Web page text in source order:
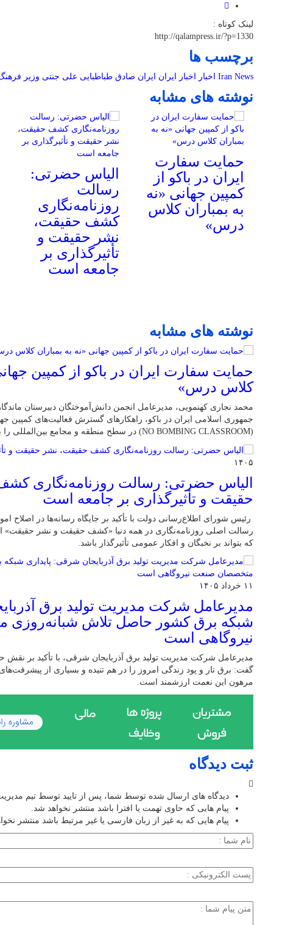
لینک کوتاه :
http://qalampress.ir/?p=1330
برچسب ها
Iran News اخبار اخبار ایران ایران صادق طباطبایی علی جنتی وزیر
نوشته های مشابه
حمایت سفارت
ایران در باکو از
کمپین جهانی «نه
به بمباران کلاس
درس»
الیاس حضرتی:
رسالت
روزنامه‌نگاری
کشف حقیقت،
نشر حقیقت و
تأثیرگذاری بر
جامعه است
نوشته های مشابه
حمایت سفارت ایران در باکو از کمپین
کلاس درس»
محمد نجاری کهنمویی، مدیرعامل انجمن دانش‌آموختگان دبیرستان
جمهوری اسلامی ایران در باکو، راهکارهای گسترش فعالیت‌های کمپین
(NO BOMBING CLASSROOM) در سطح منطقه و مجامع بین‌المللی را بررسی کرد.
۱۴۰۵
الیاس حضرتی: رسالت روزنامه‌نگاری
حقیقت و تأثیرگذاری بر جامعه است
رئیس شورای اطلاع‌رسانی دولت با تأکید بر جایگاه رسانه‌ها در اصلاح
رسالت اصلی روزنامه‌نگاری در همه دنیا «کشف حقیقت و نشر حقیقت»
که بتواند بر نخبگان و افکار عمومی تأثیرگذار باشد.
۱۱ خرداد ۱۴۰۵
مدیرعامل شرکت مدیریت تولید برق
شبکه برق کشور حاصل تلاش
نیروگاهی است
مدیرعامل شرکت مدیریت تولید برق آذربایجان شرقی، با تأکید بر
گفت: برق تار و پود زندگی امروز را در هم تنیده و بسیاری از
مرهون این نعمت ارزشمند است.
ثبت دیدگاه
دیدگاه های ارسال شده توسط شما، پس از تایید توسط تیم
پیام هایی که حاوی تهمت یا افترا باشد منتشر نخواهد شد.
پیام هایی که به غیر از زبان فارسی یا غیر مرتبط باشد منتشر